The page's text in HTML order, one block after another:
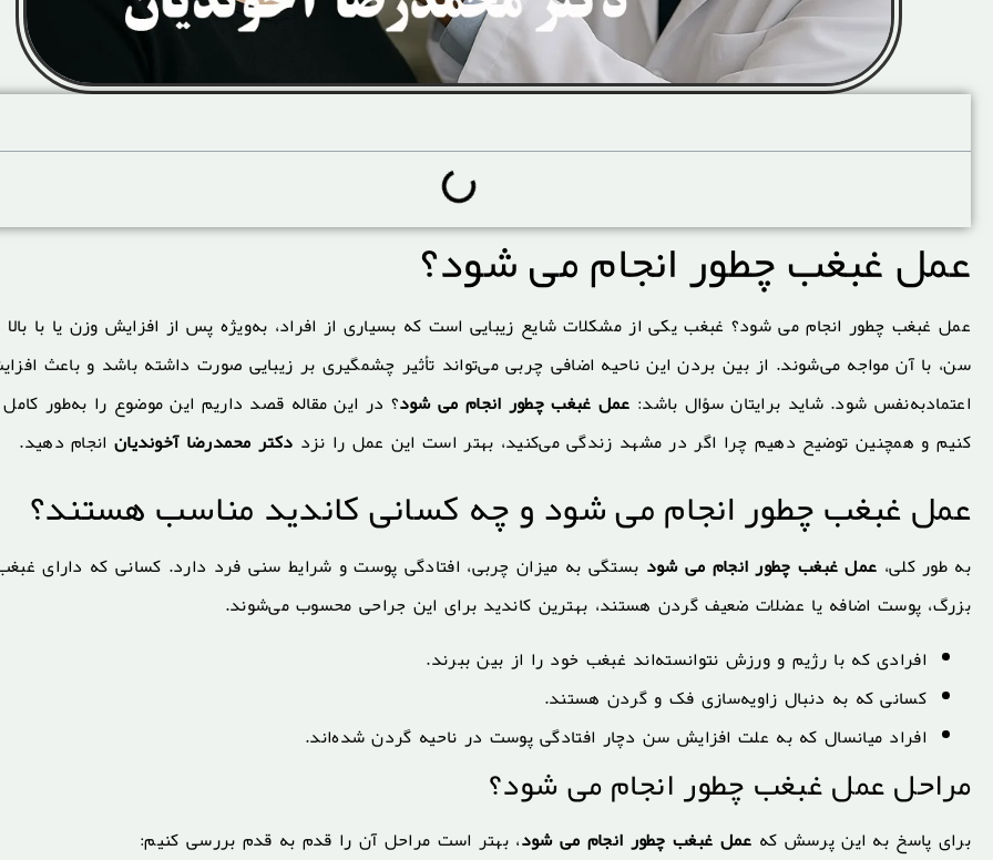
عمل غبغب چطور انجام می شود؟
عمل غبغب چطور انجام می شود؟ غبغب یکی از مشکلات شایع زیبایی است که بسیاری از افراد، به‌ویژه پس از افزایش وزن یا با
سن، با آن مواجه می‌شوند. از بین بردن این ناحیه اضافی چربی می‌تواند تأثیر چشمگیری بر زیبایی صورت داشته باشد و باعث
اعتمادبه‌نفس شود. شاید برایتان سؤال باشد: عمل غبغب چطور انجام می شود؟ در این مقاله قصد داریم این موضوع را به‌طور
کنیم و همچنین توضیح دهیم چرا اگر در مشهد زندگی می‌کنید، بهتر است این عمل را نزد دکتر محمدرضا آخوندیان انجام دهید.
عمل غبغب چطور انجام می شود و چه کسانی کاندید مناسب هستند؟
به طور کلی، عمل غبغب چطور انجام می شود بستگی به میزان چربی، افتادگی پوست و شرایط سنی فرد دارد. کسانی که دارای
بزرگ، پوست اضافه یا عضلات ضعیف گردن هستند، بهترین کاندید برای این جراحی محسوب می‌شوند.
افرادی که با رژیم و ورزش نتوانسته‌اند غبغب خود را از بین ببرند.
کسانی که به دنبال زاویه‌سازی فک و گردن هستند.
افراد میانسال که به علت افزایش سن دچار افتادگی پوست در ناحیه گردن شده‌اند.
مراحل عمل غبغب چطور انجام می شود؟
برای پاسخ به این پرسش که عمل غبغب چطور انجام می شود، بهتر است مراحل آن را قدم به قدم بررسی کنیم: